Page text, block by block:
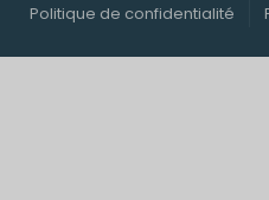
Politique de confidentialité